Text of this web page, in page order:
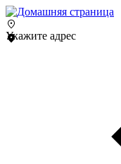
Укажите адрес